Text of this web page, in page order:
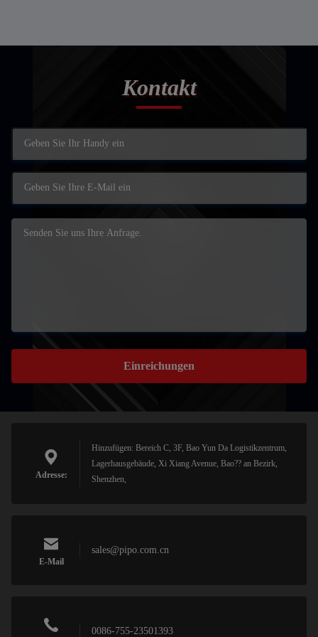
Kontakt
Einreichungen
Adresse:
Hinzufügen: Bereich C, 3F, Bao Yun Da Logistikzentrum,
Lagerhausgebäude, Xi Xiang Avenue, Bao?? an Bezirk,
Shenzhen,
E-Mail
sales@pipo.com.cn
0086-755-23501393